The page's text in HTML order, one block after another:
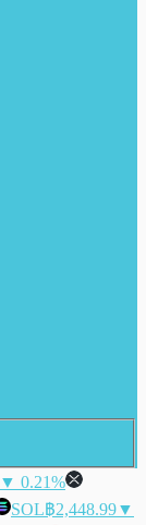
▼ 0.21%
SOL฿2,448.99▼